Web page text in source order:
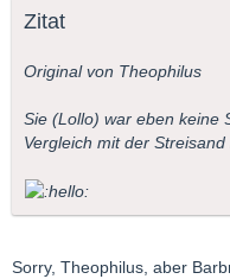
Zitat
Original von Theophilus
Sie (Lollo) war eben keine
Vergleich mit der
Sorry, Theophilus, aber